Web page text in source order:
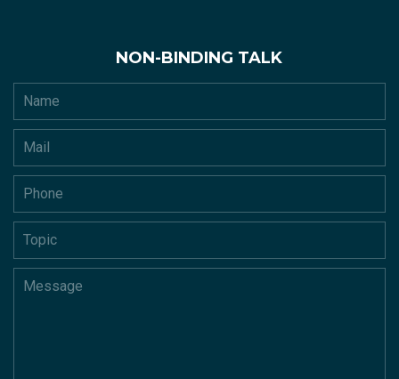
NON-BINDING TALK